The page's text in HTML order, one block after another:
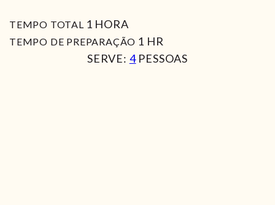
TEMPO TOTAL 1 HORA
HORA
TEMPO DE PREPARAÇÃO 1 HORA
HR
SERVE: 4 PESSOAS